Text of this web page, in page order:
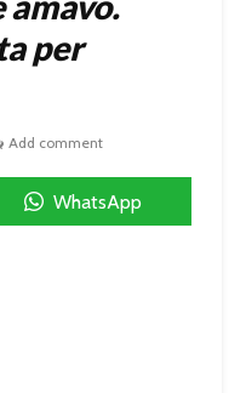
per
Add comment
WhatsApp